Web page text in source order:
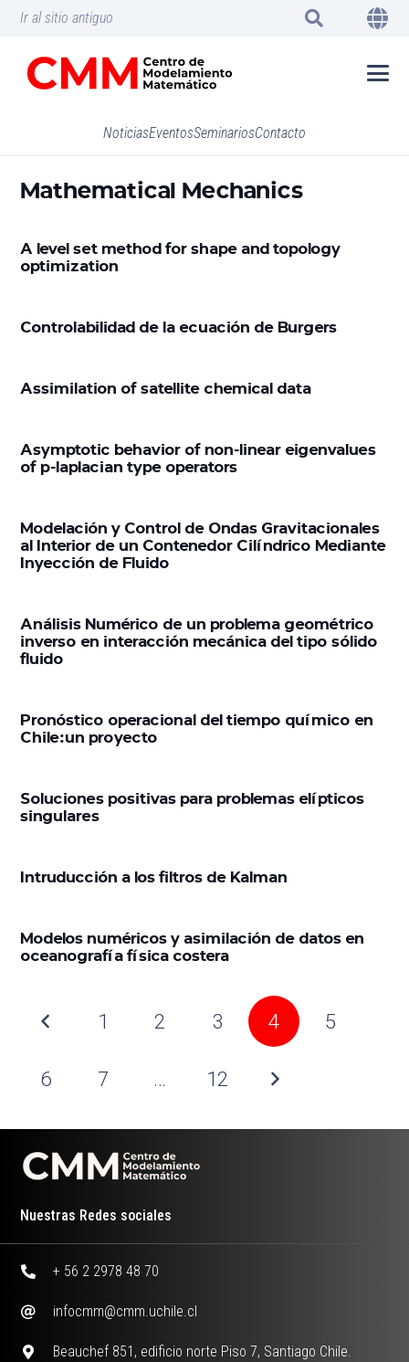
Ir al sitio antiguo
NoticiasEventosSeminariosContacto
Mathematical Mechanics
A level set method for shape and topology
optimization
Controlabilidad de la ecuación de Burgers
Assimilation of satellite chemical data
Asymptotic behavior of non-linear eigenvalues
of p-laplacian type operators
Modelación y Control de Ondas Gravitacionales
al Interior de un Contenedor Cilíndrico Mediante
Inyección de Fluido
Análisis Numérico de un problema geométrico
inverso en interacción mecánica del tipo sólido
fluido
Pronóstico operacional del tiempo químico en
Chile:un proyecto
Soluciones positivas para problemas elípticos
singulares
Intruducción a los filtros de Kalman
Modelos numéricos y asimilación de datos en
oceanografía física costera
1 2 3 4 5
6 7 … 12
Nuestras Redes sociales
+ 56 2 2978 48 70
infocmm@cmm.uchile.cl
Beauchef 851, edificio norte Piso 7, Santiago Chile.